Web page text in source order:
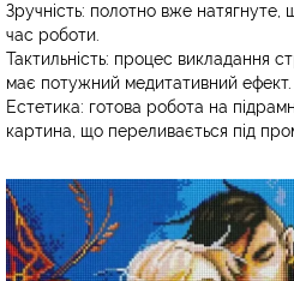
Зручність: полотно вже натягнуте,
час роботи.
Тактильність: процес викладання
має потужний медитативний ефект.
Естетика: готова робота на
картина, що переливається під